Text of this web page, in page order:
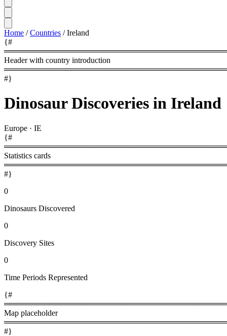
Home / Countries / Ireland
{#
Header with country introduction
#}
Dinosaur Discoveries in Ireland
Europe · IE
{#
Statistics cards
#}
0
Dinosaurs Discovered
0
Discovery Sites
0
Time Periods Represented
{#
Map placeholder
#}